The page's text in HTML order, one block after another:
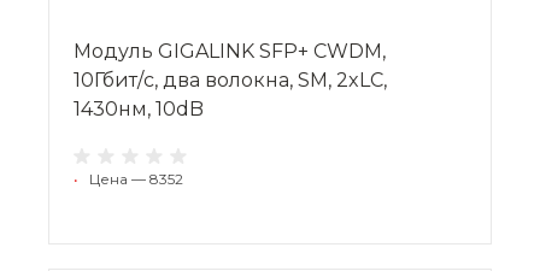
Модуль GIGALINK SFP+ CWDM,
10Гбит/c, два волокна, SM, 2xLC,
1430нм, 10dB
• Цена — 8352